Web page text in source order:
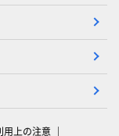
用上の注意